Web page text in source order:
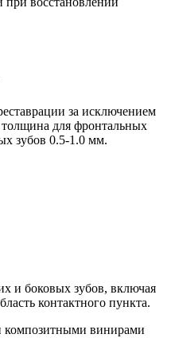
за исключением
для фронтальных
зубов 0.5-1.0 мм.
и боковых зубов, включая
контактного пункта.
композитными винирами